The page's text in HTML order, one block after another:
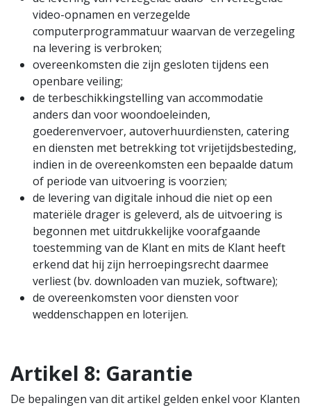
video-opnamen en verzegelde
computerprogrammatuur waarvan de verzegeling
na levering is verbroken;
overeenkomsten die zijn gesloten tijdens een
openbare veiling;
de terbeschikkingstelling van accommodatie
anders dan voor woondoeleinden,
goederenvervoer, autoverhuurdiensten, catering
en diensten met betrekking tot vrijetijdsbesteding,
indien in de overeenkomsten een bepaalde datum
of periode van uitvoering is voorzien;
de levering van digitale inhoud die niet op een
materiële drager is geleverd, als de uitvoering is
begonnen met uitdrukkelijke voorafgaande
toestemming van de Klant en mits de Klant heeft
erkend dat hij zijn herroepingsrecht daarmee
verliest (bv. downloaden van muziek, software);
de overeenkomsten voor diensten voor
weddenschappen en loterijen.
Artikel 8: Garantie
De bepalingen van dit artikel gelden enkel voor Klanten